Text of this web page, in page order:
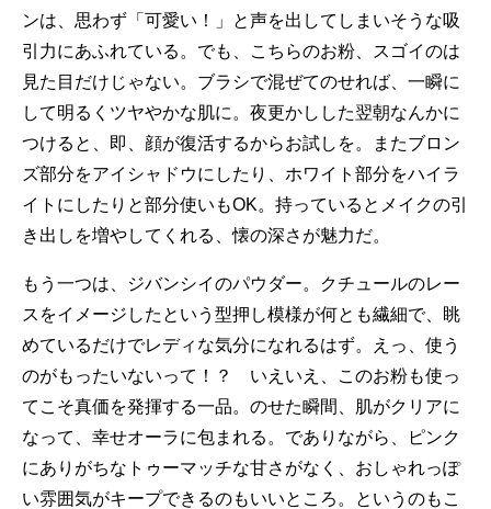
ンは、思わず「可愛い！」と声を出してしまいそうな吸
引力にあふれている。でも、こちらのお粉、スゴイのは
見た目だけじゃない。ブラシで混ぜてのせれば、一瞬に
して明るくツヤやかな肌に。夜更かしした翌朝なんかに
つけると、即、顔が復活するからお試しを。またブロン
ズ部分をアイシャドウにしたり、ホワイト部分をハイラ
イトにしたりと部分使いもOK。持っているとメイクの引
き出しを増やしてくれる、懐の深さが魅力だ。
もう一つは、ジバンシイのパウダー。クチュールのレー
スをイメージしたという型押し模様が何とも繊細で、眺
めているだけでレディな気分になれるはず。えっ、使う
のがもったいないって！？ いえいえ、このお粉も使っ
てこそ真価を発揮する一品。のせた瞬間、肌がクリアに
なって、幸せオーラに包まれる。でありながら、ピンク
にありがちなトゥーマッチな甘さがなく、おしゃれっぽ
い雰囲気がキープできるのもいいところ。というのもこ